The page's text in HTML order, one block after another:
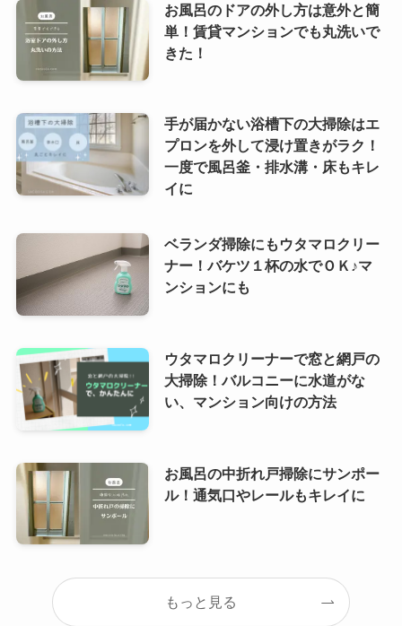
お風呂のドアの外し方は意外と簡
単！賃貸マンションでも丸洗いで
きた！
手が届かない浴槽下の大掃除はエ
プロンを外して浸け置きがラク！
一度で風呂釜・排水溝・床もキレ
イに
ベランダ掃除にもウタマロクリー
ナー！バケツ１杯の水でＯＫ♪マ
ンションにも
ウタマロクリーナーで窓と網戸の
大掃除！バルコニーに水道がな
い、マンション向けの方法
お風呂の中折れ戸掃除にサンポー
ル！通気口やレールもキレイに
もっと見る